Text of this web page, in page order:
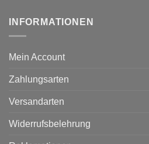
INFORMATIONEN
Mein Account
Zahlungsarten
Versandarten
Widerrufsbelehrung